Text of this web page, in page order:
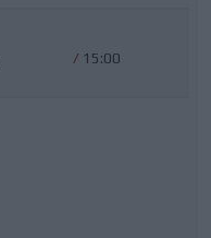
/ 15:00